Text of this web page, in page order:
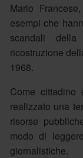
Mario
esempi che
scandali
ricostruzione
1968.
Come
realizzato una
risorse
modo di
giornalistiche.